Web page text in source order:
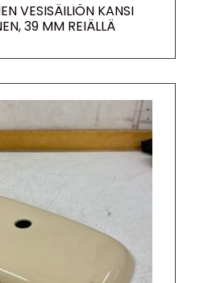
VESISÄILIÖN KANSI
39 MM REIÄLLÄ